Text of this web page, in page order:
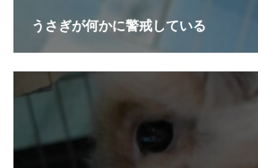
うさぎが何かに警戒している